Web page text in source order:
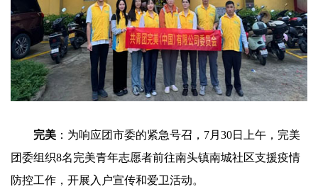
完美 ：为响应团市委的紧急号召，7月30日上午，完美
团委组织8名完美青年志愿者前往南头镇南城社区支援疫情
防控工作，开展入户宣传和爱卫活动。